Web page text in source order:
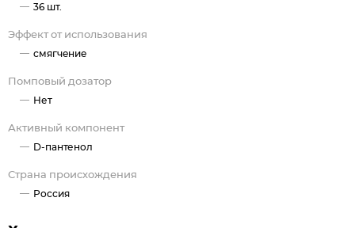
36 шт.
Эффект от использования
смягчение
Помповый дозатор
Нет
Активный компонент
D-пантенол
Страна происхождения
Россия